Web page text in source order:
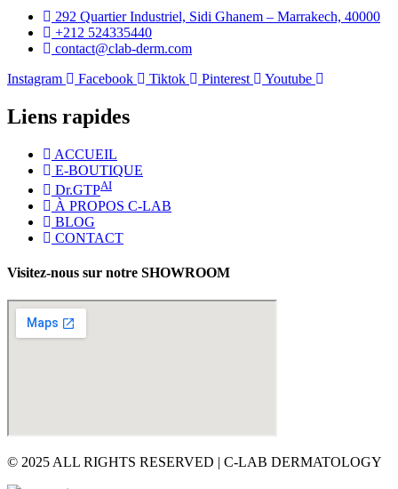
292 Quartier Industriel, Sidi Ghanem – Marrakech, 40000
+212 524335440
contact@clab-derm.com
Instagram
Facebook Tiktok Pinterest Youtube
Liens rapides
ACCUEIL
E-BOUTIQUE
Dr.GTPAI
À PROPOS C-LAB
BLOG
CONTACT
Visitez-nous sur notre SHOWROOM
© 2025 ALL RIGHTS RESERVED | C-LAB DERMATOLOGY